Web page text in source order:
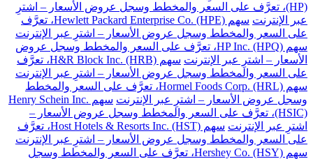
(HP)، تعرَّف على السعر والمخطط وسجل عروض الأسعار – اشترِ
عبر الإنترنت
سهم Hewlett Packard Enterprise Co. (HPE)، تعرَّف
على السعر والمخطط وسجل عروض الأسعار – اشترِ عبر الإنترنت
سهم HP Inc. (HPQ)، تعرَّف على السعر والمخطط وسجل عروض
الأسعار – اشترِ عبر الإنترنت
سهم H&R Block Inc. (HRB)، تعرَّف
على السعر والمخطط وسجل عروض الأسعار – اشترِ عبر الإنترنت
سهم Hormel Foods Corp. (HRL)، تعرَّف على السعر والمخطط
وسجل عروض الأسعار – اشترِ عبر الإنترنت
سهم Henry Schein Inc.
(HSIC)، تعرَّف على السعر والمخطط وسجل عروض الأسعار –
اشترِ عبر الإنترنت
سهم Host Hotels & Resorts Inc. (HST)، تعرَّف
على السعر والمخطط وسجل عروض الأسعار – اشترِ عبر الإنترنت
سهم Hershey Co. (HSY)، تعرَّف على السعر والمخطط وسجل